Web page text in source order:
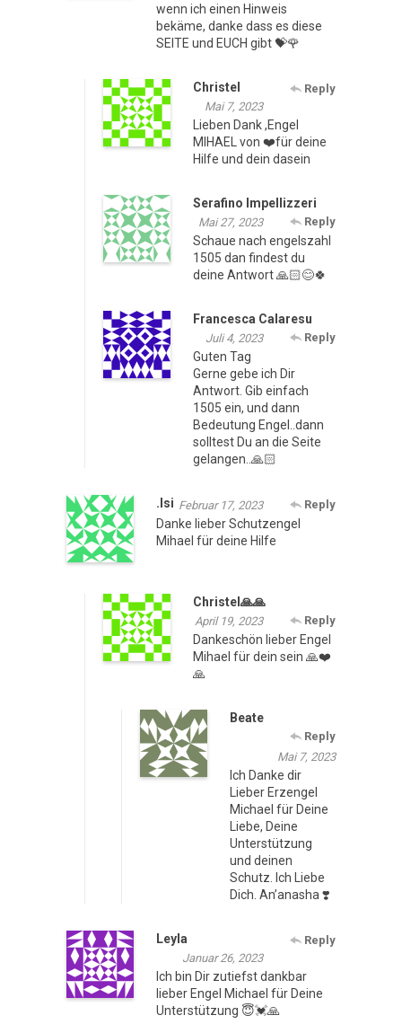
wenn ich einen Hinweis
bekäme, danke dass es diese
SEITE und EUCH gibt 💝🌹
Christel
Reply
Mai 7, 2023
Lieben Dank ,Engel
MIHAEL von ❤️für deine
Hilfe und dein dasein
Serafino Impellizzeri
Reply
Mai 27, 2023
Schaue nach engelszahl
1505 dan findest du
deine Antwort 🙏🏻😊🍀
Francesca Calaresu
Reply
Juli 4, 2023
Guten Tag
Gerne gebe ich Dir
Antwort. Gib einfach
1505 ein, und dann
Bedeutung Engel..dann
solltest Du an die Seite
gelangen..🙏🏻
.Isi Reply
Februar 17, 2023
Danke lieber Schutzengel
Mihael für deine Hilfe
Christel🙏🙏
Reply
April 19, 2023
Dankeschön lieber Engel
Mihael für dein sein 🙏❤️
🙏
Beate
Reply
Mai 7, 2023
Ich Danke dir
Lieber Erzengel
Michael für Deine
Liebe, Deine
Unterstützung
und deinen
Schutz. Ich Liebe
Dich. An’anasha ❣️
Leyla
Reply
Januar 26, 2023
Ich bin Dir zutiefst dankbar
lieber Engel Michael für Deine
Unterstützung 😇💓🙏